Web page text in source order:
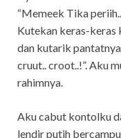
“Memeek Tika periih..
Kutekan keras-keras
dan kutarik pantatnya
cruut.. croot..!”. Aku
rahimnya.
Aku cabut kontolku
lendir putih